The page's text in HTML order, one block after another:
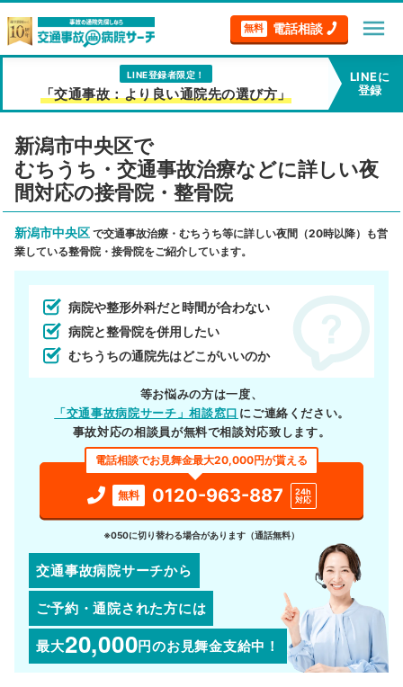
無料 電話相談 menu
LINE登録者限定！
「交通事故：より良い通院先の選び方」
LINEに
登録
新潟市中央区で
むちうち・交通事故治療などに詳しい夜
間対応の接骨院・整骨院
新潟市中央区 で交通事故治療・むちうち等に詳しい夜間（20時以降）も営
業している整骨院・接骨院をご紹介しています。
病院や整形外科だと時間が合わない
病院と整骨院を併用したい
むちうちの通院先はどこがいいのか
等お悩みの方は一度、
「交通事故病院サーチ」相談窓口 にご連絡ください。
事故対応の相談員が無料で相談対応致します。
電話相談でお見舞金最大20,000円が貰える
無料 0120-963-887
24h
対応
※050に切り替わる場合があります（通話無料）
交通事故病院サーチから
ご予約・通院された方には
最大20,000円のお見舞金支給中！